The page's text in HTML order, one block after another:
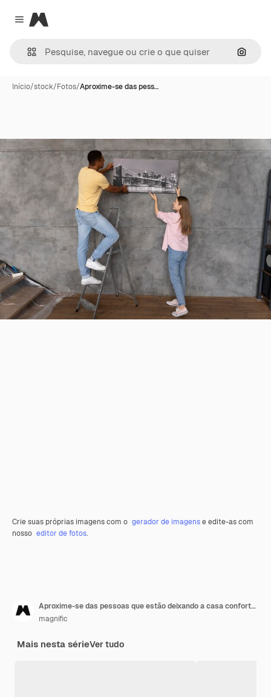
Close menu
Magnific
Início/stock/Fotos/Aproxime-se das pess…
Crie suas próprias imagens com o gerador de imagense edite-as com
nosso editor de fotos.
Aproxime-se das pessoas que estão deixando a casa confortável
magnific
Mais nesta sérieVer tudo